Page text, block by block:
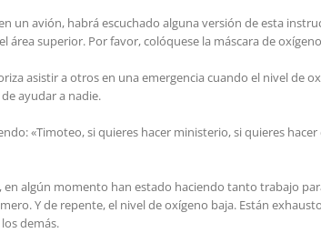
un avión, habrá escuchado alguna versión de esta
área superior. Por favor, colóquese la máscara de
asistir a otros en una emergencia cuando el nivel de
ayudar a nadie.
«Timoteo, si quieres hacer ministerio, si quieres
algún momento han estado haciendo tanto trabajo
Y de repente, el nivel de oxígeno baja. Están
demás.